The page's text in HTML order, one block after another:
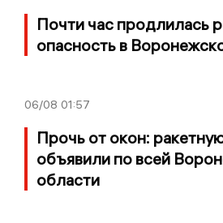
Почти час продлилась
опасность в
06/08 01:57
Прочь от окон:
объявили по всей
области